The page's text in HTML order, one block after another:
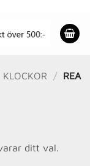
KLOCKOR / REA
ditt val.